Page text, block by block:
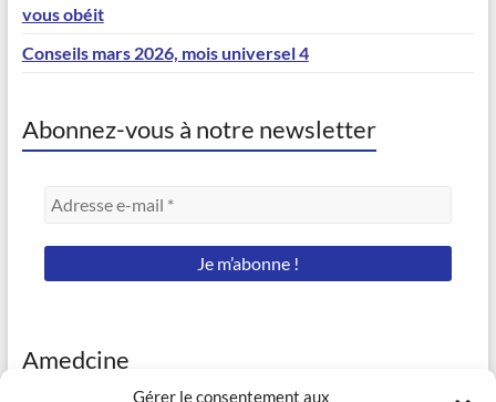
Gérer le consentement aux
vous obéit
Conseils mars 2026, mois universel 4
Abonnez-vous à notre newsletter
Amedcine